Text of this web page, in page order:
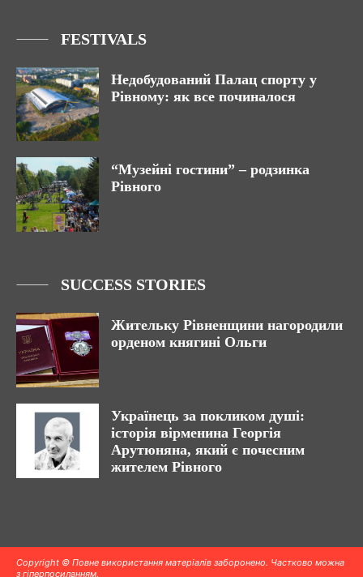
FESTIVALS
Недобудований Палац спорту у
Рівному: як все починалося
“Музейні гостини” – родзинка
Рівного
SUCCESS STORIES
Жительку Рівненщини нагородили
орденом княгині Ольги
Українець за покликом душі:
історія вірменина Георгія
Арутюняна, який є почесним
жителем Рівного
Copyright © Повне використання матеріалів заборонено. Частково можна
з гіперпосиланням.